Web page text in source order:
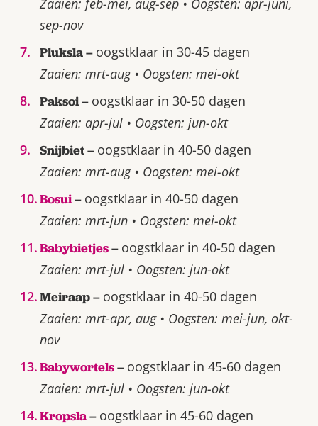
Zaaien: feb-mei, aug-sep • Oogsten: apr-juni,
sep-nov
Pluksla – oogstklaar in 30-45 dagen
Zaaien: mrt-aug • Oogsten: mei-okt
Paksoi – oogstklaar in 30-50 dagen
Zaaien: apr-jul • Oogsten: jun-okt
Snijbiet – oogstklaar in 40-50 dagen
Zaaien: mrt-aug • Oogsten: mei-okt
Bosui– oogstklaar in 40-50 dagen
Zaaien: mrt-jun • Oogsten: mei-okt
Babybietjes– oogstklaar in 40-50 dagen
Zaaien: mrt-jul • Oogsten: jun-okt
Meiraap – oogstklaar in 40-50 dagen
Zaaien: mrt-apr, aug • Oogsten: mei-jun, okt-
nov
Babywortels– oogstklaar in 45-60 dagen
Zaaien: mrt-jul • Oogsten: jun-okt
Kropsla– oogstklaar in 45-60 dagen